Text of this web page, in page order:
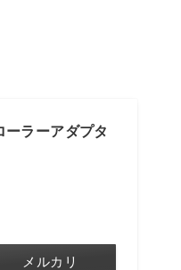
ラーアダプタ
メルカリ